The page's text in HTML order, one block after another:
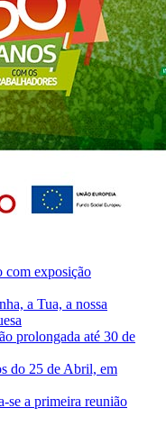
com exposição
a Tua, a nossa
prolongada até 30 de
do 25 de Abril, em
se a primeira reunião